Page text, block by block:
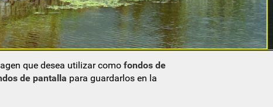
que desea utilizar comofondos de
de pantalla para guardarlos en la